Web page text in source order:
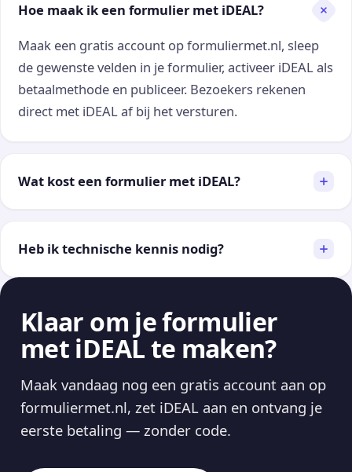
Hoe maak ik een formulier met iDEAL?
Maak een gratis account op formuliermet.nl, sleep
de gewenste velden in je formulier, activeer iDEAL als
betaalmethode en publiceer. Bezoekers rekenen
direct met iDEAL af bij het versturen.
Wat kost een formulier met iDEAL?
Heb ik technische kennis nodig?
Klaar om je formulier
met iDEAL te maken?
Maak vandaag nog een gratis account aan op
formuliermet.nl, zet iDEAL aan en ontvang je
eerste betaling — zonder code.